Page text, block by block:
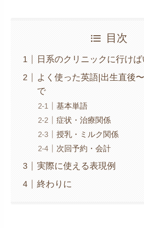
目次
日系のクリニックに行け
よく使った英語|出生直後
で
基本単語
症状・治療関係
授乳・ミルク関係
次回予約・会計
実際に使える表現例
終わりに